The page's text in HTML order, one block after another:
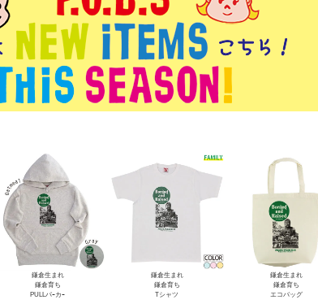
鎌倉生まれ
鎌倉育ち
PULLパｰカｰ
鎌倉生まれ
鎌倉育ち
Tシャツ
鎌倉生まれ
鎌倉育ち
エコバッグ